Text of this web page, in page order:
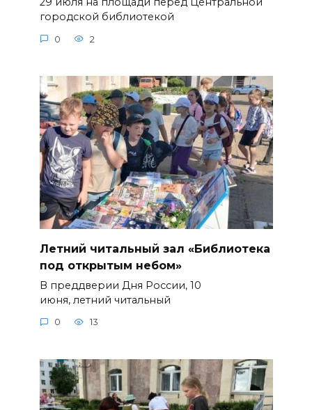
городской библиотекой
0 2
Летний читальный зал «Библиотека
под открытым небом»
В преддверии Дня России, 10
июня, летний читальный
0 13